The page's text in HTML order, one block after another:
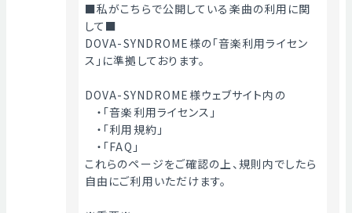
■私がこちらで公開している楽曲の利用に関
して■
DOVA-SYNDROME様の「音楽利用ライセン
ス」に準拠しております。
DOVA-SYNDROME様ウェブサイト内の
・「音楽利用ライセンス」
・「利用規約」
・「FAQ」
これらのページをご確認の上、規則内でしたら
自由にご利用いただけます。